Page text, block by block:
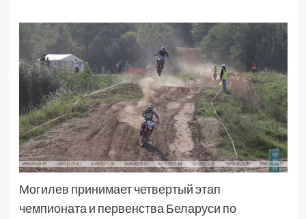
Могилев принимает четвертый этап
чемпионата и первенства Беларуси по